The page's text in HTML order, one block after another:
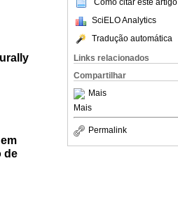
SciELO Analytics
Tradução automática
Links relacionados
Compartilhar
Mais
Mais
Permalink
de